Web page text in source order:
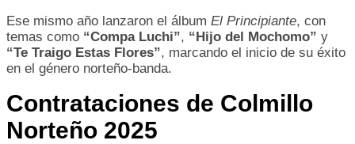
Ese mismo año lanzaron el álbum El Principiante, con
temas como “Compa Luchi”, “Hijo del Mochomo” y
“Te Traigo Estas Flores”, marcando el inicio de su éxito
en el género norteño-banda.
Contrataciones de Colmillo
Norteño 2025